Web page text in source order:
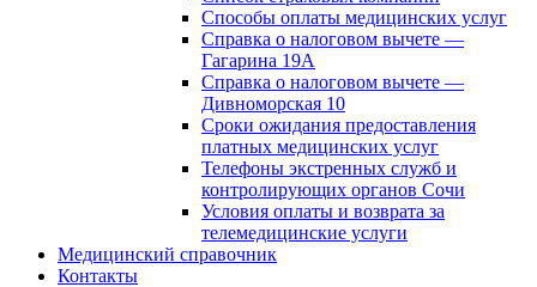
Способы оплаты медицинских услуг
Справка о налоговом вычете —
Гагарина 19А
Справка о налоговом вычете —
Дивноморская 10
Сроки ожидания предоставления
платных медицинских услуг
Телефоны экстренных служб и
контролирующих органов Сочи
Условия оплаты и возврата за
телемедицинские услуги
Медицинский справочник
Контакты